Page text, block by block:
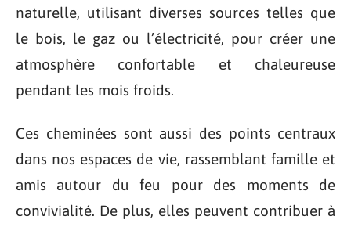
naturelle, utilisant diverses sources telles que
le bois, le gaz ou l’électricité, pour créer une
atmosphère confortable et chaleureuse
pendant les mois froids.
Ces cheminées sont aussi des points centraux
dans nos espaces de vie, rassemblant famille et
amis autour du feu pour des moments de
convivialité. De plus, elles peuvent contribuer à